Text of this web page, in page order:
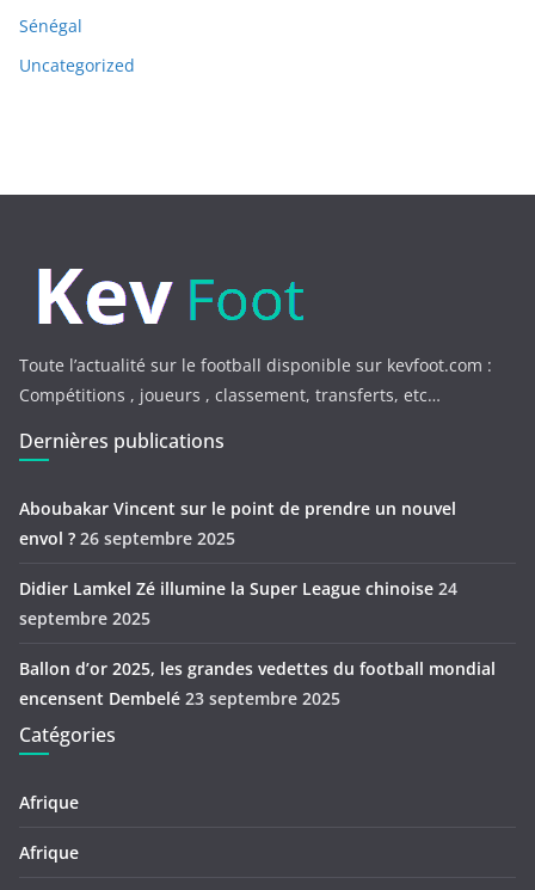
Sénégal
Uncategorized
Toute l’actualité sur le football disponible sur kevfoot.com :
Compétitions , joueurs , classement, transferts, etc…
Dernières publications
Aboubakar Vincent sur le point de prendre un nouvel
envol ? 26 septembre 2025
Didier Lamkel Zé illumine la Super League chinoise 24
septembre 2025
Ballon d’or 2025, les grandes vedettes du football mondial
encensent Dembelé 23 septembre 2025
Catégories
Afrique
Afrique